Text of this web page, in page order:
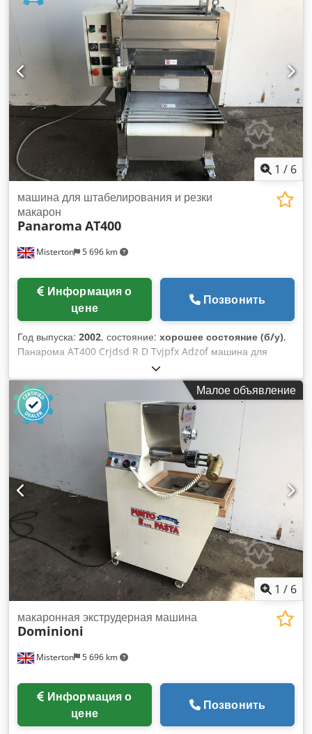
Возможны ошибки перевода.
1 / 6
Misterton 5 696 km
машина для штабелирования и резки
макарон
Panaroma AT400
цене
Позвонить
Год выпуска: 2002, состояние: хорошее состояние (б/у),
Панарома AT400 Crjdsd R D Tvjpfx Adzof машина для
штабелирования и резки макарон 2002, Машина для
штабелирования и резки из нержавеющей стали, шириной
400 мм, предназначенная для раскатывания, удаления
пыли, вырезания и преодоления слоев макаронных листов,
подходящая для лазаньи или тальятелли. Выход до 100 кг /
час, переменная скорость, с таймером, 3 ч, мобильный
Малое объявление
1 / 6
Misterton 5 696 km
макаронная экструдерная машина
Dominioni
цене
Позвонить